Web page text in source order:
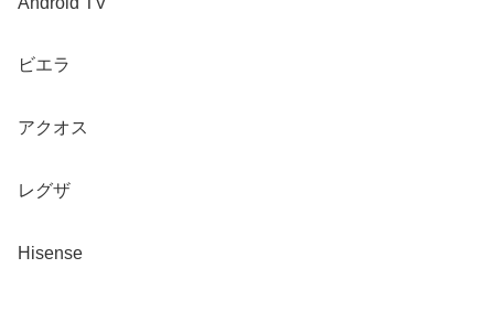
ビエラ
アクオス
レグザ
Hisense